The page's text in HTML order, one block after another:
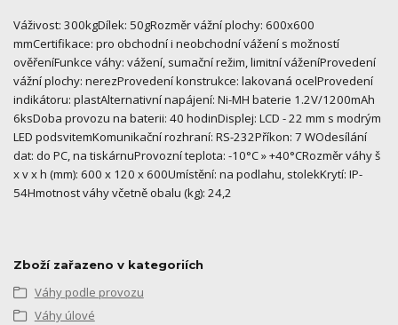
Váživost: 300kgDílek: 50gRozměr vážní plochy: 600x600
mmCertifikace: pro obchodní i neobchodní vážení s možností
ověřeníFunkce váhy: vážení, sumační režim, limitní váženíProvedení
vážní plochy: nerezProvedení konstrukce: lakovaná ocelProvedení
indikátoru: plastAlternativní napájení: Ni-MH baterie 1.2V/1200mAh
6ksDoba provozu na baterii: 40 hodinDisplej: LCD - 22 mm s modrým
LED podsvitemKomunikační rozhraní: RS-232Příkon: 7 WOdesílání
dat: do PC, na tiskárnuProvozní teplota: -10°C » +40°CRozměr váhy š
x v x h (mm): 600 x 120 x 600Umístění: na podlahu, stolekKrytí: IP-
54Hmotnost váhy včetně obalu (kg): 24,2
Zboží zařazeno v kategoriích
Váhy podle provozu
Váhy úlové